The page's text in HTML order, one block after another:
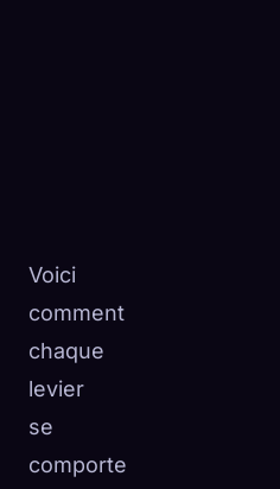
Voici
comment
chaque
levier
se
comporte